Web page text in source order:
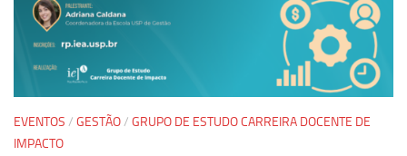
Cátedras
Pesquisa
Grupos de Estudo
EVENTOS / GESTÃO/ GRUPO DE ESTUDO CARREIRA DOCENTE DE
IMPACTO